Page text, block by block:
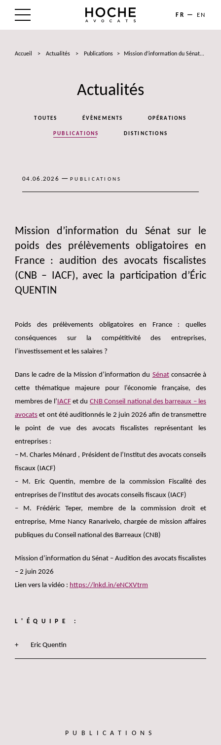
FR EN
LES AVOCATS
TALENTS
Accueil > Actualités > Publications > Mission d’information du Sénat...
Actualités
TOUTES ÉVÈNEMENTS OPÉRATIONS
PUBLICATIONS DISTINCTIONS
04.06.2026 — PUBLICATIONS
Mission d’information du Sénat sur le
poids des prélèvements obligatoires en
France : audition des avocats fiscalistes
(CNB – IACF), avec la participation d’Éric
QUENTIN
Poids des prélèvements obligatoires en France : quelles
conséquences sur la compétitivité des entreprises,
l’investissement et les salaires ?
Dans le cadre de la Mission d’information du Sénatconsacrée à
cette thématique majeure pour l’économie française, des
membres de l’ IACFet du CNB Conseil national des barreaux – les
avocats et ont été auditionnés le 2 juin 2026 afin de transmettre
le point de vue des avocats fiscalistes représentant les
entreprises :
– M. Charles Ménard , Président de l’Institut des avocats conseils
fiscaux (IACF)
– M. Eric Quentin, membre de la commission Fiscalité des
entreprises de l’Institut des avocats conseils fiscaux (IACF)
– M. Frédéric Teper, membre de la commission droit et
entreprise, Mme Nancy Ranarivelo, chargée de mission affaires
publiques du Conseil national des Barreaux (CNB)
Mission d’information du Sénat – Audition des avocats fiscalistes
– 2 juin 2026
Lien vers la vidéo : https://lnkd.in/eNCXVtrm
L'ÉQUIPE :
Eric Quentin
PUBLICATIONS